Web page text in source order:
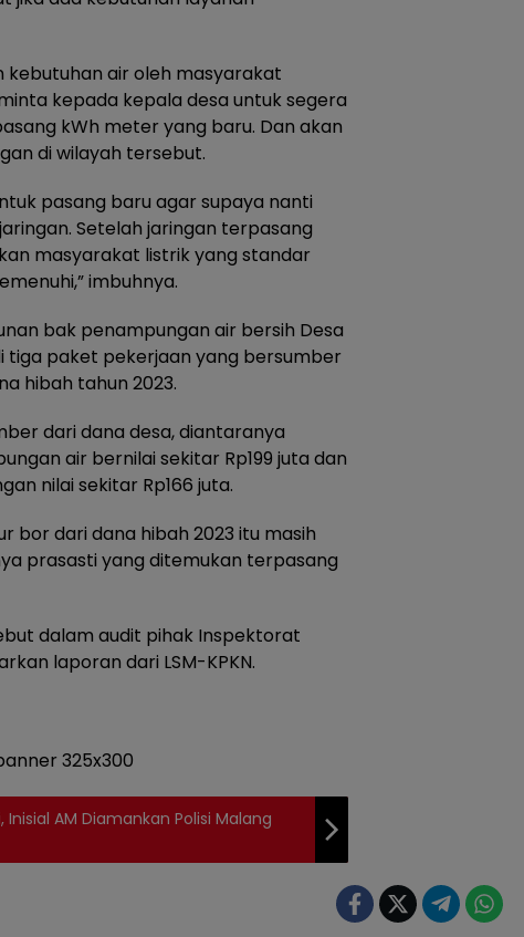
air oleh masyarakat
kepada kepala desa untuk segera
kWh meter yang baru. Dan akan
di wilayah tersebut.
pasang baru agar supaya nanti
Setelah jaringan terpasang
masyarakat listrik yang standar
imbuhnya.
bak penampungan air bersih Desa
tiga paket pekerjaan yang bersumber
hibah tahun 2023.
dari dana desa, diantaranya
air bernilai sekitar Rp199 juta dan
nilai sekitar Rp166 juta.
bor dari dana hibah 2023 itu masih
prasasti yang ditemukan terpasang
dalam audit pihak Inspektorat
laporan dari LSM-KPKN.
AM Diamankan Polisi Malang